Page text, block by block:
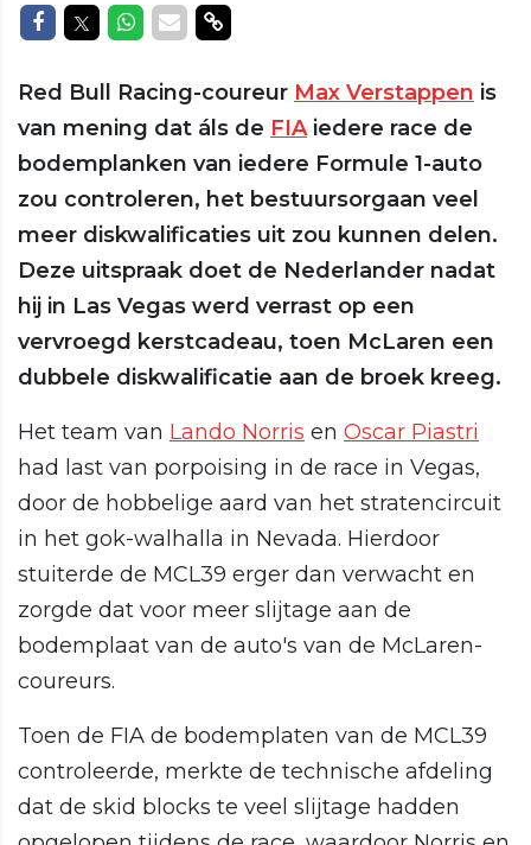
Delen op Facebook
Delen op Twitter
Delen op Whatsapp
Delen via Mail
Delen via link
Red Bull Racing-coureur Max Verstappen is
van mening dat áls de FIAiedere race de
bodemplanken van iedere Formule 1-auto
zou controleren, het bestuursorgaan veel
meer diskwalificaties uit zou kunnen delen.
Deze uitspraak doet de Nederlander nadat
hij in Las Vegas werd verrast op een
vervroegd kerstcadeau, toen McLaren een
dubbele diskwalificatie aan de broek kreeg.
Het team van Lando Norris en Oscar Piastri
had last van porpoising in de race in Vegas,
door de hobbelige aard van het stratencircuit
in het gok-walhalla in Nevada. Hierdoor
stuiterde de MCL39 erger dan verwacht en
zorgde dat voor meer slijtage aan de
bodemplaat van de auto's van de McLaren-
coureurs.
Toen de FIA de bodemplaten van de MCL39
controleerde, merkte de technische afdeling
dat de skid blocks te veel slijtage hadden